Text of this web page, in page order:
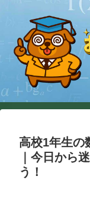
高校1年生の
｜今日から
う！